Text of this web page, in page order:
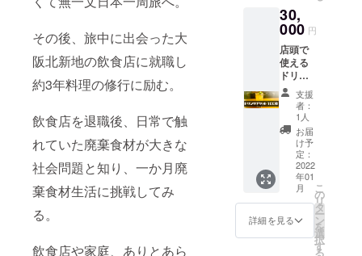
その後、旅中に出会った大
阪北新地の飲食店に就職し
約3年料理の修行に励む。
飲食店を退職後、日常で触
れていた廃棄食材が大きな
社会問題と知り、一か月廃
棄食材生活に挑戦してみ
る。
飲食店や家庭、ありとあら
（ご注
文内容
により
追加料
金をい
ただく
可能性
もあり
ます）
30,
000 円
店頭で
使える
ドリン
クチ
ケット
100枚。
ロスフ
ルーツ
を使っ
たフ
ルーツ
チュー
ハイな
どもご
用意し
ていま
支援
者：
1人
お届
け予
定：
2022
年01
月
詳細を見る
こ
の
リ
タ
ー
ン
を
選
択
す
る